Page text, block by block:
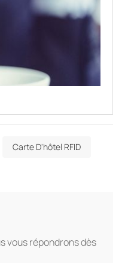
Carte D'hôtel RFID
vous répondrons dès